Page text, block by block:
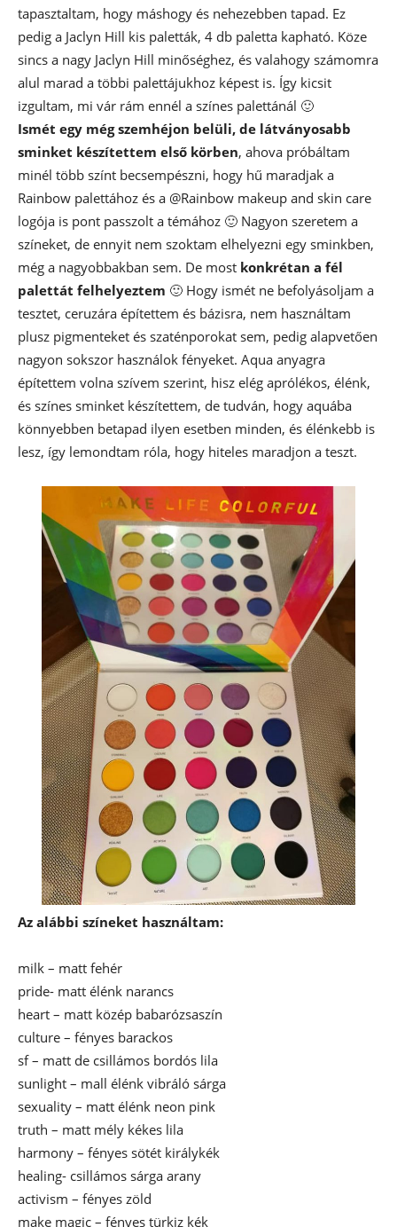
tapasztaltam, hogy máshogy és nehezebben tapad. Ez
pedig a Jaclyn Hill kis paletták, 4 db paletta kapható. Köze
sincs a nagy Jaclyn Hill minőséghez, és valahogy számomra
alul marad a többi palettájukhoz képest is. Így kicsit
izgultam, mi vár rám ennél a színes palettánál 🙂
Ismét egy még szemhéjon belüli, de látványosabb
sminket készítettem első körben, ahova próbáltam
minél több színt becsempészni, hogy hű maradjak a
Rainbow palettához és a @Rainbow makeup and skin care
logója is pont passzolt a témához 🙂 Nagyon szeretem a
színeket, de ennyit nem szoktam elhelyezni egy sminkben,
még a nagyobbakban sem. De most konkrétan a fél
palettát felhelyeztem 🙂 Hogy ismét ne befolyásoljam a
tesztet, ceruzára építettem és bázisra, nem használtam
plusz pigmenteket és szaténporokat sem, pedig alapvetően
nagyon sokszor használok fényeket. Aqua anyagra
építettem volna szívem szerint, hisz elég aprólékos, élénk,
és színes sminket készítettem, de tudván, hogy aquába
könnyebben betapad ilyen esetben minden, és élénkebb is
lesz, így lemondtam róla, hogy hiteles maradjon a teszt.
Az alábbi színeket használtam:
milk – matt fehér
pride- matt élénk narancs
heart – matt közép babarózsaszín
culture – fényes barackos
sf – matt de csillámos bordós lila
sunlight – mall élénk vibráló sárga
sexuality – matt élénk neon pink
truth – matt mély kékes lila
harmony – fényes sötét királykék
healing- csillámos sárga arany
activism – fényes zöld
make magic – fényes türkiz kék